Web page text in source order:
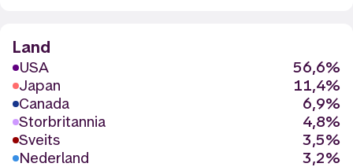
Land
USA
56,6%
Japan
11,4%
Canada
6,9%
Storbritannia
4,8%
Sveits
3,5%
Nederland
3,2%